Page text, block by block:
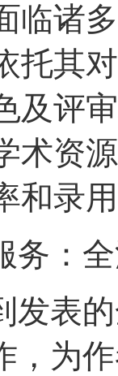
临诸
托其
及评
术资
和录
务：
发表
，为